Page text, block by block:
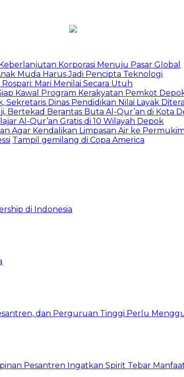
Korporasi Menuju Pasar Global
Muda Harus Jadi Pencipta Teknologi
Mari Menilai Secara Utuh
Kawal Program Kerakyatan Pemkot
Dinas Pendidikan Nilai Layak
Bertekad Berantas Buta Al-Qur’an di Kota
Al-Qur’an Gratis di 10 Wilayah Depok
Agar Kendalikan Limpasan Air ke
Tampil gemilang di Copa America
di Indonesia
dan Perguruan Tinggi Perlu
Pesantren Ingatkan Spirit Tebar